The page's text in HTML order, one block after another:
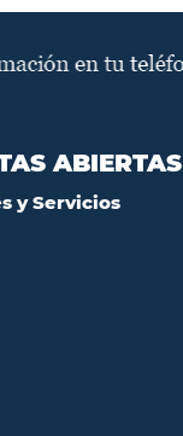
ABIERTAS
y Servicios